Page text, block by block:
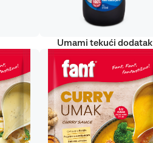
Umami tekući dodatak